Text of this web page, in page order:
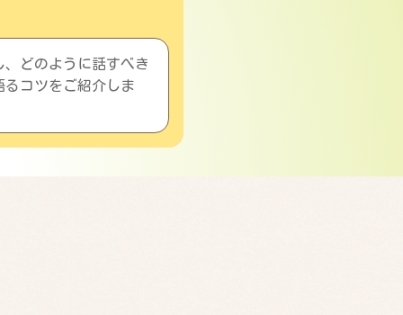
どのように話すべき
コツをご紹介しま